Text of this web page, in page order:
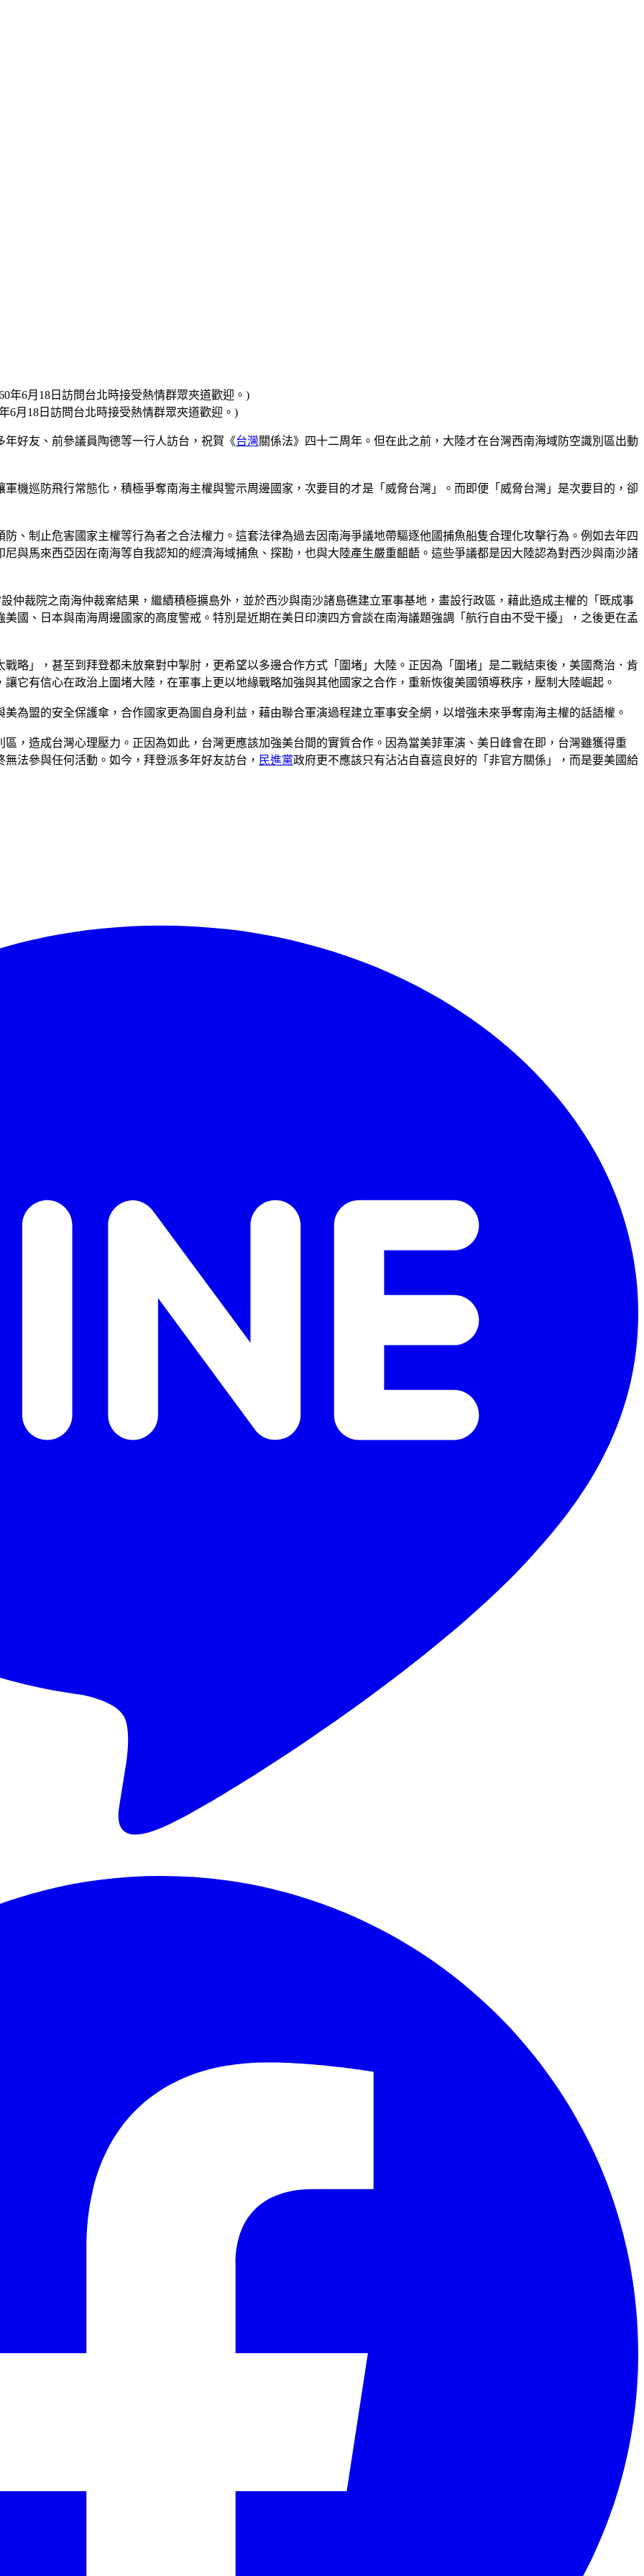
6月18日訪問台北時接受熱情群眾夾道歡迎。)
年好友、前參議員陶德等一行人訪台，祝賀《台灣關係法》四十二周年。但在此之前，大陸才在台灣西南海域防空識別區出動
機巡防飛行常態化，積極爭奪南海主權與警示周邊國家，次要目的才是「威脅台灣」。而即便「威脅台灣」是次要目的，卻
、制止危害國家主權等行為者之合法權力。這套法律為過去因南海爭議地帶驅逐他國捕魚船隻合理化攻擊行為。例如去年四
與馬來西亞因在南海等自我認知的經濟海域捕魚、探勘，也與大陸產生嚴重齟齬。這些爭議都是因大陸認為對西沙與南沙諸
仲裁院之南海仲裁案結果，繼續積極擴島外，並於西沙與南沙諸島礁建立軍事基地，畫設行政區，藉此造成主權的「既成事
國、日本與南海周邊國家的高度警戒。特別是近期在美日印澳四方會談在南海議題強調「航行自由不受干擾」，之後更在孟
戰略」，甚至到拜登都未放棄對中掣肘，更希望以多邊合作方式「圍堵」大陸。正因為「圍堵」是二戰結束後，美國喬治．肯
它有信心在政治上圍堵大陸，在軍事上更以地緣戰略加強與其他國家之合作，重新恢復美國領導秩序，壓制大陸崛起。
為盟的安全保護傘，合作國家更為圖自身利益，藉由聯合軍演過程建立軍事安全網，以增強未來爭奪南海主權的話語權。
，造成台灣心理壓力。正因為如此，台灣更應該加強美台間的實質合作。因為當美菲軍演、美日峰會在即，台灣雖獲得重
法參與任何活動。如今，拜登派多年好友訪台， 民進黨政府更不應該只有沾沾自喜這良好的「非官方關係」，而是要美國給